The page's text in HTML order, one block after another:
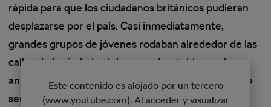
rápida para que los ciudadanos británicos pudieran
desplazarse por el país. Casi inmediatamente,
grandes grupos de jóvenes rodaban alrededor de las
calles de la ciudad y del campo. Los tablones de
anuncios de las aldeas anunciaban una carrera, y no
sería raro tener hasta 100 ciclistas recorriendo una
Este contenido es alojado por un tercero
(www.youtube.com). Al acceder y visualizar